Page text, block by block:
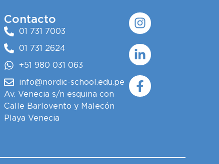
Contacto
01 731 7003
01 731 2624
+51 980 031 063
info@nordic-school.edu.pe
Av. Venecia s/n esquina con
Calle Barlovento y Malecón
Playa Venecia
Instagram
Linkedin-
in
Facebook-
f